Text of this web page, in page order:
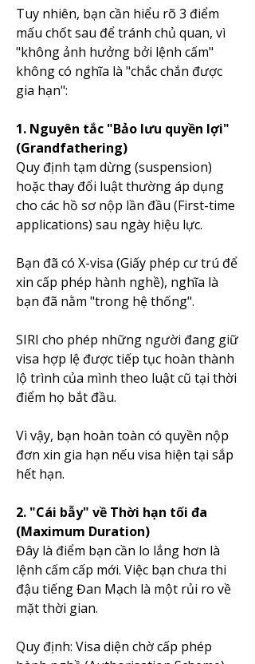
Tuy nhiên, bạn cần hiểu rõ 3 điểm
mấu chốt sau để tránh chủ quan, vì
"không ảnh hưởng bởi lệnh cấm"
không có nghĩa là "chắc chắn được
gia hạn":
1. Nguyên tắc "Bảo lưu quyền lợi"
(Grandfathering)
Quy định tạm dừng (suspension)
hoặc thay đổi luật thường áp dụng
cho các hồ sơ nộp lần đầu (First-time
applications) sau ngày hiệu lực.
Bạn đã có X-visa (Giấy phép cư trú để
xin cấp phép hành nghề), nghĩa là
bạn đã nằm "trong hệ thống".
SIRI cho phép những người đang giữ
visa hợp lệ được tiếp tục hoàn thành
lộ trình của mình theo luật cũ tại thời
điểm họ bắt đầu.
Vì vậy, bạn hoàn toàn có quyền nộp
đơn xin gia hạn nếu visa hiện tại sắp
hết hạn.
2. "Cái bẫy" về Thời hạn tối đa
(Maximum Duration)
Đây là điểm bạn cần lo lắng hơn là
lệnh cấm cấp mới. Việc bạn chưa thi
đậu tiếng Đan Mạch là một rủi ro về
mặt thời gian.
Quy định: Visa diện chờ cấp phép